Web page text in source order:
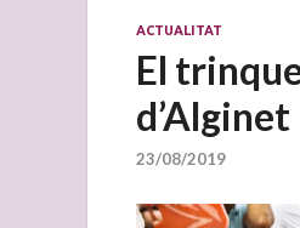
ACTUALITAT
El
d’Alginet
23/08/2019